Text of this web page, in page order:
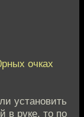
очках
установить
в руке, то по